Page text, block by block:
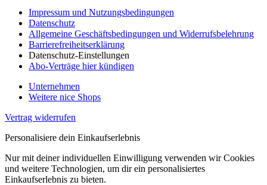
Impressum und Nutzungsbedingungen
Datenschutz
Allgemeine Geschäftsbedingungen und Widerrufsbelehrung
Barrierefreiheitserklärung
Datenschutz-Einstellungen
Abo-Verträge hier kündigen
Unternehmen
Weitere nice Shops
Vertrag widerrufen
Personalisiere dein Einkaufserlebnis
Nur mit deiner individuellen Einwilligung verwenden wir Cookies
und weitere Technologien, um dir ein personalisiertes
Einkaufserlebnis zu bieten.